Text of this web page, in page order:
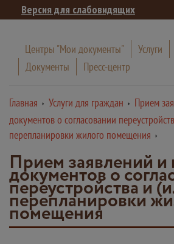
Версия для слабовидящих
Центры "Мои документы" Услуги
Документы
Пресс-центр
Главная Услуги для граждан
Прием
документов о согласовании
перепланировки жилого помещения
Прием заявлений и
документов о
переустройства и
перепланировки
помещения